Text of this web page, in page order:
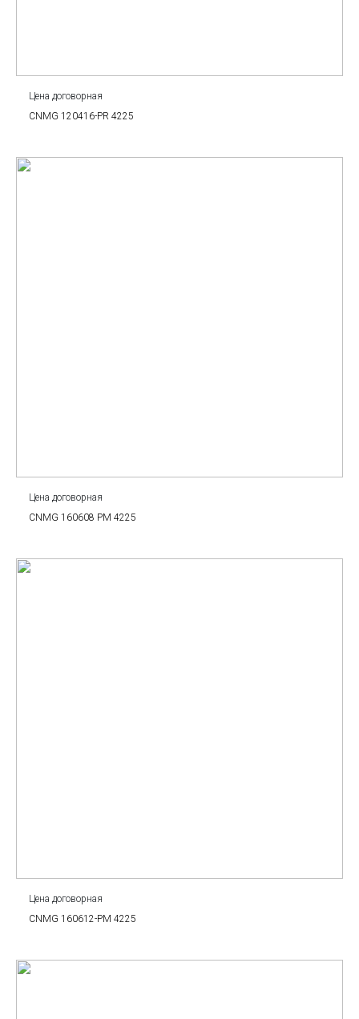
Цена договорная
CNMG 120416-PR 4225
Цена договорная
CNMG 160608 PM 4225
Цена договорная
CNMG 160612-PM 4225